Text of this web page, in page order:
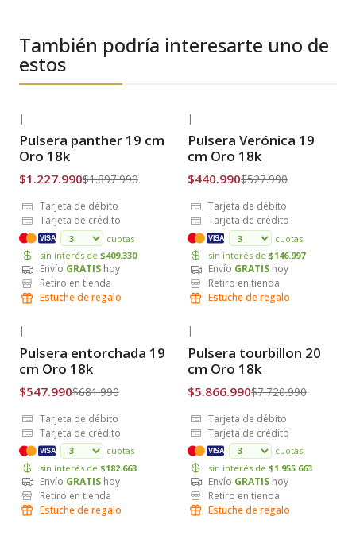
También podría interesarte uno de
estos
Envío Gratis
|
Pulsera panther 19 cm
Oro 18k
$1.227.990$1.897.990
Tarjeta de débito
Tarjeta de crédito
VISA
cuotas
sin interés de $409.330
Envío GRATIS hoy
Retiro en tienda
Estuche de regalo
Envío Gratis
|
Pulsera Verónica 19
cm Oro 18k
$440.990$527.990
Tarjeta de débito
Tarjeta de crédito
VISA
cuotas
sin interés de $146.997
Envío GRATIS hoy
Retiro en tienda
Estuche de regalo
Envío Gratis
|
Pulsera entorchada 19
cm Oro 18k
$547.990$681.990
Tarjeta de débito
Tarjeta de crédito
VISA
cuotas
sin interés de $182.663
Envío GRATIS hoy
Retiro en tienda
Estuche de regalo
Envío Gratis
|
Pulsera tourbillon 20
cm Oro 18k
$5.866.990$7.720.990
Tarjeta de débito
Tarjeta de crédito
VISA
cuotas
sin interés de $1.955.663
Envío GRATIS hoy
Retiro en tienda
Estuche de regalo